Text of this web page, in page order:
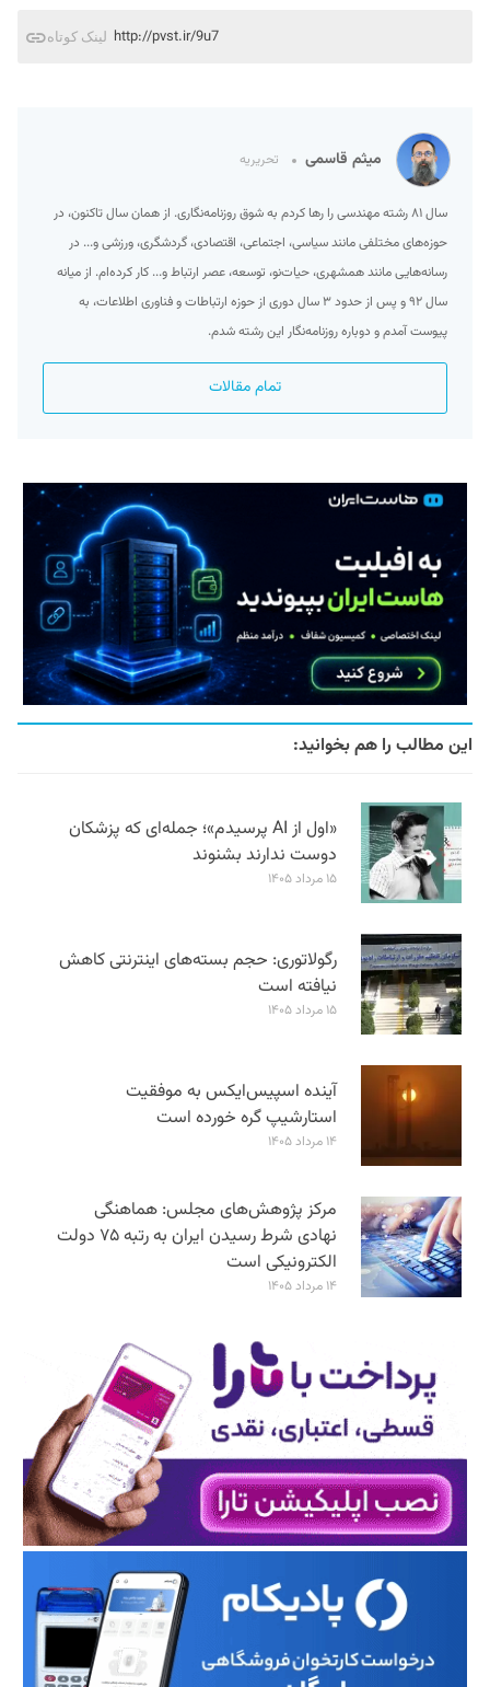
لینک کوتاه http://pvst.ir/9u7
میثم قاسمی تحریریه
سال ۸۱ رشته مهندسی را رها کردم به شوق روزنامه‌نگاری. از همان سال تاکنون، در
حوزه‌های مختلفی مانند سیاسی، اجتماعی، اقتصادی، گردشگری، ورزشی و... در
رسانه‌هایی مانند همشهری، حیات‌نو، توسعه، عصر ارتباط و... کار کرده‌ام. از میانه
سال ۹۲ و پس از حدود ۳ سال دوری از حوزه ارتباطات و فناوری اطلاعات، به
پیوست آمدم و دوباره روزنامه‌نگار این رشته شدم.
تمام مقالات
این مطالب را هم بخوانید:
«اول از AI پرسیدم»؛ جمله‌ای که پزشکان
دوست ندارند بشنوند
۱۵ مرداد ۱۴۰۵
رگولاتوری: حجم بسته‌های اینترنتی کاهش
نیافته است
۱۵ مرداد ۱۴۰۵
آینده اسپیس‌ایکس به موفقیت
استارشیپ گره خورده است
۱۴ مرداد ۱۴۰۵
مرکز پژوهش‌های مجلس: هماهنگی
نهادی شرط رسیدن ایران به رتبه ۷۵ دولت
الکترونیکی است
۱۴ مرداد ۱۴۰۵